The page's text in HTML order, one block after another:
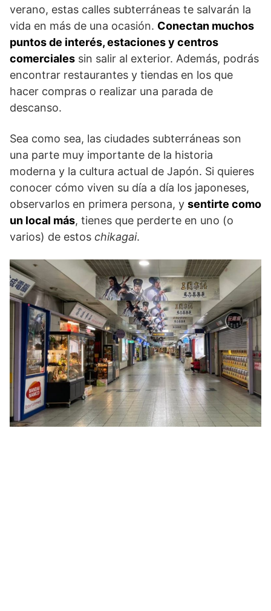
verano, estas calles subterráneas te salvarán la
vida en más de una ocasión. Conectan muchos
puntos de interés, estaciones y centros
comerciales sin salir al exterior. Además, podrás
encontrar restaurantes y tiendas en los que
hacer compras o realizar una parada de
descanso.
Sea como sea, las ciudades subterráneas son
una parte muy importante de la historia
moderna y la cultura actual de Japón. Si quieres
conocer cómo viven su día a día los japoneses,
observarlos en primera persona, y sentirte como
un local más, tienes que perderte en uno (o
varios) de estos chikagai.